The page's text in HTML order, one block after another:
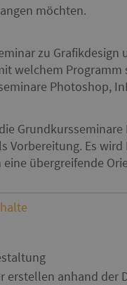
möchten.
zu
welchem
Photoshop,
Vorbereitung. Es
übergreifende
erstellen anhand der